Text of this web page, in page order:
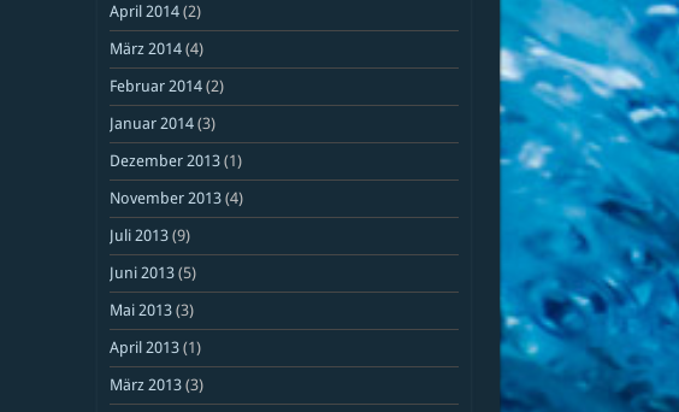
April 2014(2)
März 2014(4)
Februar 2014(2)
Januar 2014(3)
Dezember 2013(1)
November 2013(4)
Juli 2013(9)
Juni 2013(5)
Mai 2013(3)
April 2013(1)
März 2013(3)